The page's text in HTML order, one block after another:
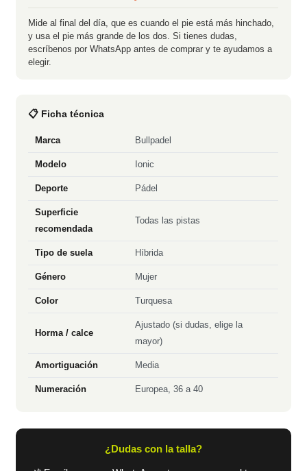
Mide al final del día, que es cuando el pie está más hinchado,
y usa el pie más grande de los dos. Si tienes dudas,
escríbenos por WhatsApp antes de comprar y te ayudamos a
elegir.
📋 Ficha técnica
Marca Bullpadel
Modelo Ionic
Deporte Pádel
Superficie
recomendada
Todas las pistas
Tipo de suela Híbrida
Género Mujer
Color Turquesa
Horma / calce
Ajustado (si dudas, elige la
mayor)
Amortiguación Media
Numeración Europea, 36 a 40
¿Dudas con la talla?